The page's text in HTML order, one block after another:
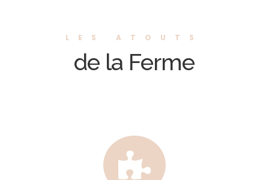
LES ATOUTS
de la Ferme
